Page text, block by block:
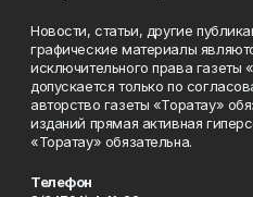
Новости, статьи, другие
графические материалы
исключительного права газеты
допускается только по
авторство газеты «Торатау»
изданий прямая активная
«Торатау» обязательна.
Телефон